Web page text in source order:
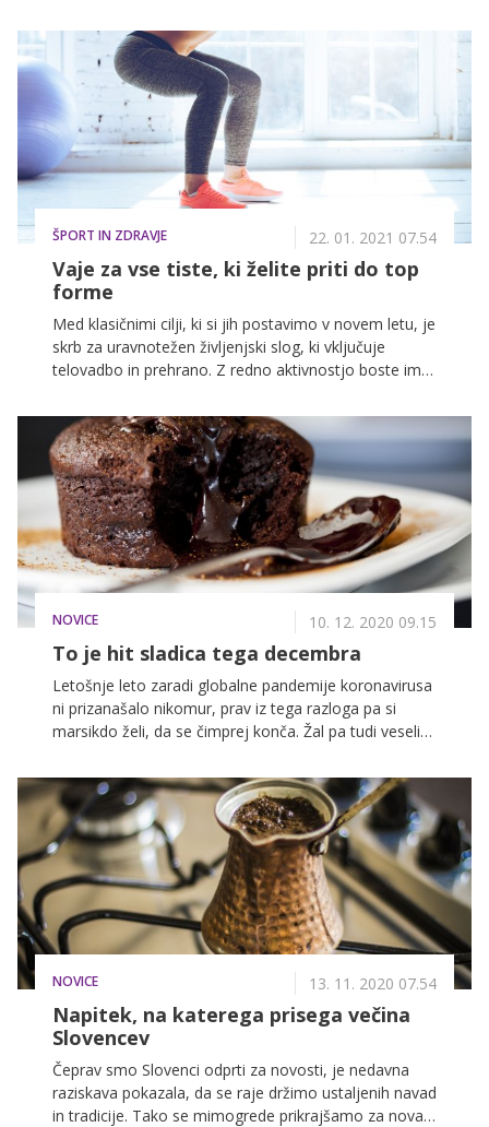
spregovorila tudi Kim sama, ki je v finalni sezoni šova
V koraku z družino Kardashian prvič javno povedala
več o svojem propadlem zakonu.
ŠPORT IN ZDRAVJE 22. 01. 2021 07.54
Vaje za vse tiste, ki želite priti do top
forme
Med klasičnimi cilji, ki si jih postavimo v novem letu, je
skrb za uravnotežen življenjski slog, ki vključuje
telovadbo in prehrano. Z redno aktivnostjo boste imeli
povečali ali ohranili mišično maso, zmanjšali tveganje
za razvoj nekaterih bolezni in še bi lahko naštevali, saj
je pozitivnih učinkov res veliko. Zavedamo se, da je po
daljšem premoru težko spet ujeti ritem in začeti s
telovadbo, ampak ne dvomimo, da vam ne bi uspelo.
Najtežji so začetki, vendar že po 21 dneh redne
aktivnosti bo postala vaša rutina.
NOVICE 10. 12. 2020 09.15
To je hit sladica tega decembra
Letošnje leto zaradi globalne pandemije koronavirusa
ni prizanašalo nikomur, prav iz tega razloga pa si
marsikdo želi, da se čimprej konča. Žal pa tudi veseli
takšnega ustvarimo sami. Nič nenavadnega ni
dejstvo, da je čokolada eno izmed najbolj prodajanih
živil na svetu, saj nemudoma dvigne razpoloženje, s
hit sladico tega decembra pa se boste lahko brez
slabe vesti sladkali vsi. Poznamo jo že od lani, zdaj pa
navdušuje z novimi okusi, novo podobo in novim
imenom.
NOVICE 13. 11. 2020 07.54
Napitek, na katerega prisega večina
Slovencev
Čeprav smo Slovenci odprti za novosti, je nedavna
raziskava pokazala, da se raje držimo ustaljenih navad
in tradicije. Tako se mimogrede prikrajšamo za nova